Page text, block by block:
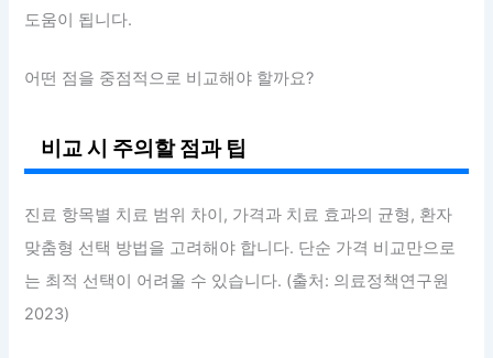
도움이 됩니다.
어떤 점을 중점적으로 비교해야 할까요?
비교 시 주의할 점과 팁
진료 항목별 치료 범위 차이, 가격과 치료 효과의 균형, 환자
맞춤형 선택 방법을 고려해야 합니다. 단순 가격 비교만으로
는 최적 선택이 어려울 수 있습니다. (출처: 의료정책연구원
2023)